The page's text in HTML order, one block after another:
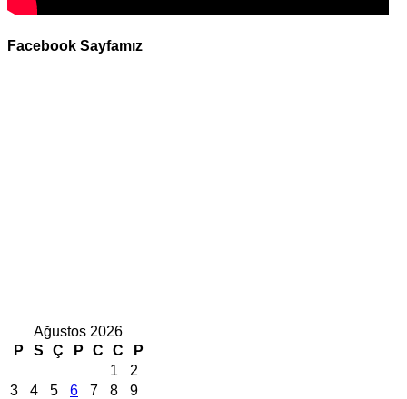
Facebook Sayfamız
Ağustos 2026
P
S Ç P C C
P
1
2
3
4 5 6 7 8
9